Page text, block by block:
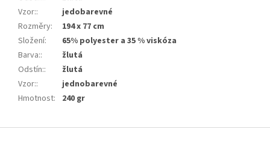
Vzor::
jedobarevné
Rozměry:
194 x 77 cm
Složení:
65% polyester a 35 % viskóza
Barva::
žlutá
Odstín::
žlutá
Vzor::
jednobarevné
Hmotnost: 240 gr